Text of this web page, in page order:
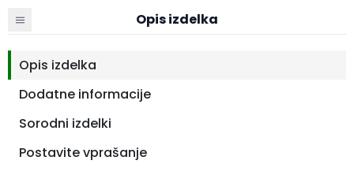
Opis izdelka
Opis izdelka
Dodatne informacije
Sorodni izdelki
Postavite vprašanje